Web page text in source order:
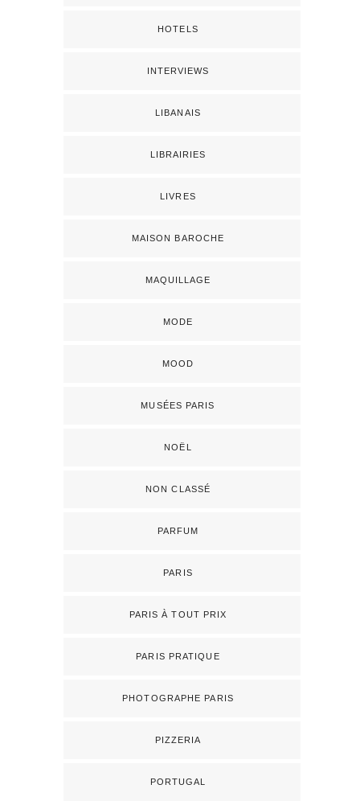
HOTELS
INTERVIEWS
LIBANAIS
LIBRAIRIES
LIVRES
MAISON BAROCHE
MAQUILLAGE
MODE
MOOD
MUSÉES PARIS
NOËL
NON CLASSÉ
PARFUM
PARIS
PARIS À TOUT PRIX
PARIS PRATIQUE
PHOTOGRAPHE PARIS
PIZZERIA
PORTUGAL